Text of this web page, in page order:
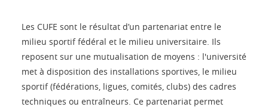
Les CUFE sont le résultat d’un partenariat entre le
milieu sportif fédéral et le milieu universitaire. Ils
reposent sur une mutualisation de moyens : l'université
met à disposition des installations sportives, le milieu
sportif (fédérations, ligues, comités, clubs) des cadres
techniques ou entraîneurs. Ce partenariat permet